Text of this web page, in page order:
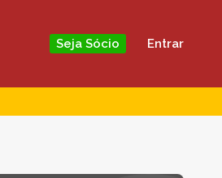
Seja Sócio Entrar